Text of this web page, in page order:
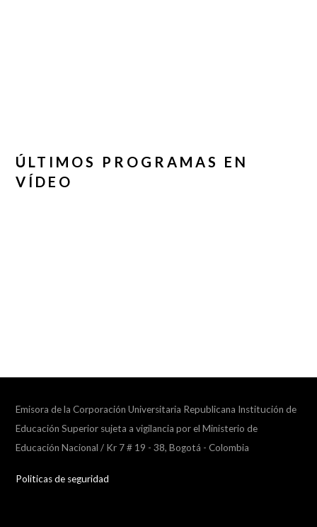
ÚLTIMOS PROGRAMAS EN
VÍDEO
Emisora de la Corporación Universitaria Republicana Institución de
Educación Superior sujeta a vigilancia por el Ministerio de
Educación Nacional / Kr 7 # 19 - 38, Bogotá - Colombia
Politicas de seguridad